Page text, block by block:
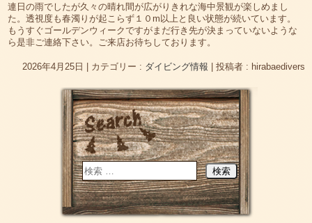
連日の雨でしたが久々の晴れ間が広がりきれな海中景観が楽しめまし
た。透視度も春濁りが起こらず１０m以上と良い状態が続いています。
もうすぐゴールデンウィークですがまだ行き先が決まっていないような
ら是非ご連絡下さい。ご来店お待ちしております。
2026年4月25日 | カテゴリー : ダイビング情報 | 投稿者 : hirabaedivers